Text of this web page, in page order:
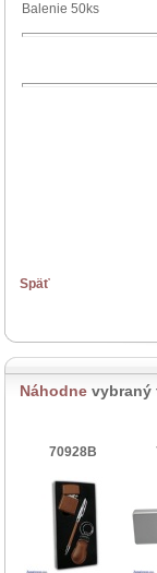
Balenie 50ks
Späť
Náhodne vybraný
70928B